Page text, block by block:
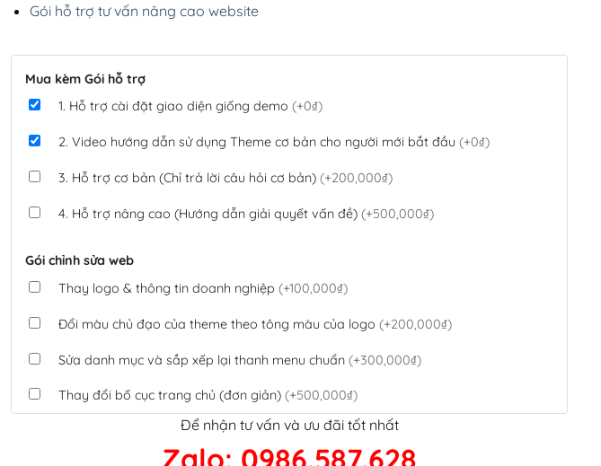
Gói hỗ trợ tư vấn nâng cao website
Mua kèm Gói hỗ trợ
1. Hỗ trợ cài đặt giao diện giống demo (+0₫)
2. Video hướng dẫn sử dụng Theme cơ bản cho người mới bắt đầu (+0₫)
3. Hỗ trợ cơ bản (Chỉ trả lời câu hỏi cơ bản) (+200,000₫)
4. Hỗ trợ nâng cao (Hướng dẫn giải quyết vấn đề) (+500,000₫)
Gói chỉnh sửa web
Thay logo & thông tin doanh nghiệp (+100,000₫)
Đổi màu chủ đạo của theme theo tông màu của logo (+200,000₫)
Sửa danh mục và sắp xếp lại thanh menu chuẩn (+300,000₫)
Thay đổi bố cục trang chủ (đơn giản) (+500,000₫)
Tích hợp thanh toán QR Code ngân hàng(+100,000₫)
Để nhận tư vấn và ưu đãi tốt nhất
Zalo: 0986.587.628